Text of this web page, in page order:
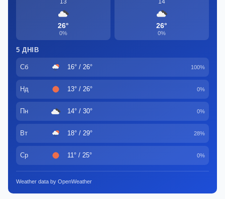
26°
0%
26°
0%
5 ДНІВ
Сб 16° / 26° 100%
Нд 13° / 26° 0%
Пн 14° / 30° 0%
Вт 18° / 29° 28%
Ср 11° / 25° 0%
Weather data by OpenWeather